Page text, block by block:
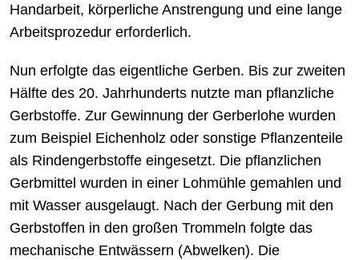
Handarbeit, körperliche Anstrengung und eine lange
Arbeitsprozedur erforderlich.
Nun erfolgte das eigentliche Gerben. Bis zur zweiten
Hälfte des 20. Jahrhunderts nutzte man pflanzliche
Gerbstoffe. Zur Gewinnung der Gerberlohe wurden
zum Beispiel Eichenholz oder sonstige Pflanzenteile
als Rindengerbstoffe eingesetzt. Die pflanzlichen
Gerbmittel wurden in einer Lohmühle gemahlen und
mit Wasser ausgelaugt. Nach der Gerbung mit den
Gerbstoffen in den großen Trommeln folgte das
mechanische Entwässern (Abwelken). Die